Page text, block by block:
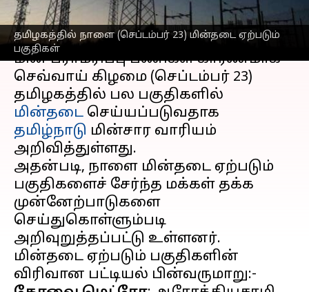
தமிழகத்தில் நாளை (செப்டம்பர் 23) மின்தடை ஏற்படும்
பகுதிகள்
செய்தி முன்னோட்டம்
மின் பராமரிப்பு பணிகள் காரணமாக
செவ்வாய் கிழமை (செப்டம்பர் 23)
தமிழகத்தில் பல பகுதிகளில்
மின்தடை செய்யப்படுவதாக
தமிழ்நாடு மின்சார வாரியம்
அறிவித்துள்ளது.
அதன்படி, நாளை மின்தடை ஏற்படும்
பகுதிகளைச் சேர்ந்த மக்கள் தக்க
முன்னேற்பாடுகளை
செய்துகொள்ளும்படி
அறிவுறுத்தப்பட்டு உள்ளனர்.
மின்தடை ஏற்படும் பகுதிகளின்